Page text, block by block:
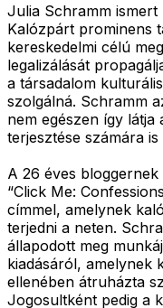
Julia Schramm
Kalózpárt prominens
kereskedelmi célú
legalizálását
a társadalom
szolgálná. Schramm
nem egészen így látja
terjesztése számára
A 26 éves
“Click Me:
címmel, amelynek
terjedni a neten.
állapodott meg
kiadásáról, amelynek
ellenében átruházta
Jogosultként pedig a